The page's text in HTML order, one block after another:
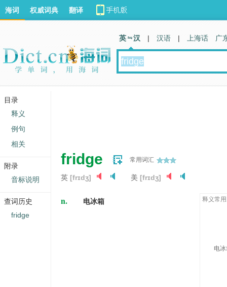
fridge 常用词汇
英 [frɪdʒ] 美 [frɪdʒ]
n. 电冰箱 释义常
电
海词 权威词典 翻译
英 汉 | 汉语 | 上海话 广
目录
释义
例句
相关
附录
音标说明
查词历史
fridge